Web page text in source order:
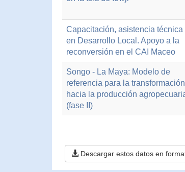
Capacitación, asistencia técnica
en Desarrollo Local. Apoyo a la
reconversión en el CAI Maceo
Songo - La Maya: Modelo de
referencia para la transformación
hacia la producción
(fase II)
Descargar estos datos en